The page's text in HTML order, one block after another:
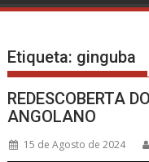
Etiqueta: ginguba
REDESCOBERTA
ANGOLANO
15 de Agosto de 2024